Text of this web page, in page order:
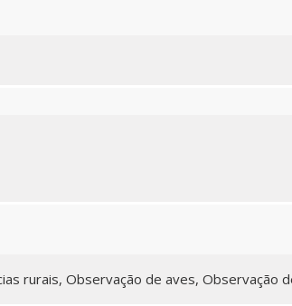
rurais, Observação de aves, Observação